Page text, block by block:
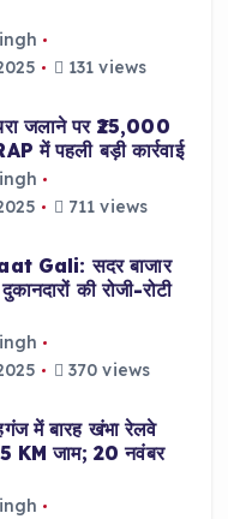
131 views
जलाने पर ₹25,000
में पहली बड़ी कार्रवाई
711 views
Gali: सदर बाजार
की रोजी-रोटी
370 views
में बारह खंभा रेलवे
KM जाम; 20 नवंबर